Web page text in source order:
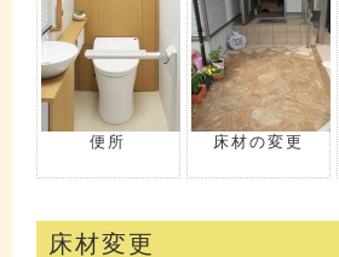
便所 床材の変更
床材変更